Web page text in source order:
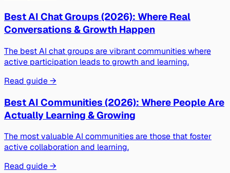
Best AI Chat Groups (2026): Where Real
Conversations & Growth Happen
The best AI chat groups are vibrant communities where
active participation leads to growth and learning.
Read guide →
Best AI Communities (2026): Where People Are
Actually Learning & Growing
The most valuable AI communities are those that foster
active collaboration and learning.
Read guide →